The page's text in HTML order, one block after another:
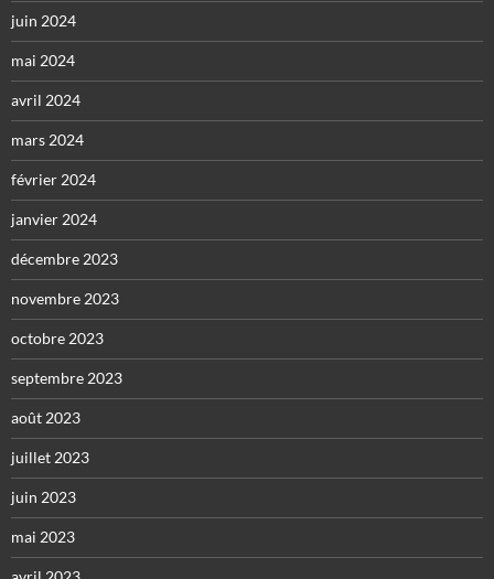
juin 2024
mai 2024
avril 2024
mars 2024
février 2024
janvier 2024
décembre 2023
novembre 2023
octobre 2023
septembre 2023
août 2023
juillet 2023
juin 2023
mai 2023